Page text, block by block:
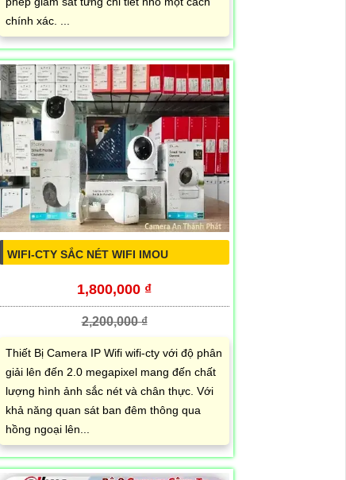
chính xác. ...
WIFI-CTY SẮC NÉT WIFI IMOU
1,800,000 ₫
2,200,000 ₫
Thiết Bị Camera IP Wifi wifi-cty với độ phân
giải lên đến 2.0 megapixel mang đến chất
lượng hình ảnh sắc nét và chân thực. Với
khả năng quan sát ban đêm thông qua
hồng ngoại lên...